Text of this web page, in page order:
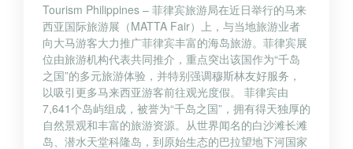
Tourism Philippines – 菲律宾旅游局在近日举行的马来
西亚国际旅游展（MATTA Fair）上，与当地旅游业者
向大马游客大力推广菲律宾丰富的海岛旅游。菲律宾展
位由旅游机构代表共同推介，重点突出该国作为“千岛
之国”的多元旅游体验，并特别强调穆斯林友好服务，
以吸引更多马来西亚游客前往观光度假。 菲律宾由
7,641个岛屿组成，被誉为“千岛之国”，拥有得天独厚的
自然景观和丰富的旅游资源。从世界闻名的白沙滩长滩
岛、潜水天堂科隆岛，到原始生态的巴拉望地下河国家